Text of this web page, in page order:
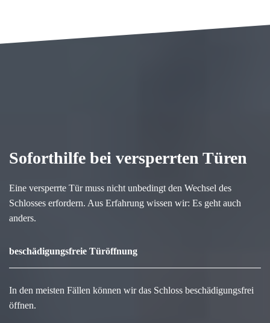
Soforthilfe bei versperrten Türen
Eine versperrte Tür muss nicht unbedingt den Wechsel des
Schlosses erfordern. Aus Erfahrung wissen wir: Es geht auch
anders.
beschädigungsfreie Türöffnung
In den meisten Fällen können wir das Schloss beschädigungsfrei
öffnen.